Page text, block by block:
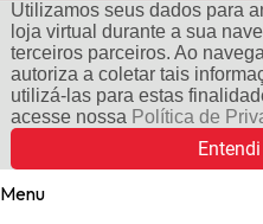
Utilizamos seus dados para
loja virtual durante a sua
terceiros parceiros. Ao
autoriza a coletar tais
utilizá-las para estas
acesse nossa Política de
Menu